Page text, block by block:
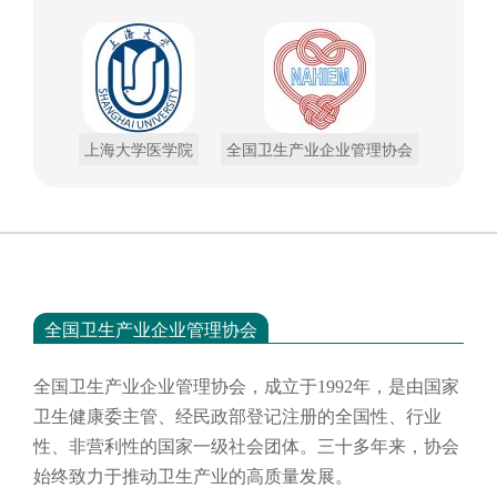
上海大学医学院 全国卫生产业企业管理协会
全国卫生产业企业管理协会
全国卫生产业企业管理协会，成立于1992年，是由国家
卫生健康委主管、经民政部登记注册的全国性、行业
性、非营利性的国家一级社会团体。三十多年来，协会
始终致力于推动卫生产业的高质量发展。